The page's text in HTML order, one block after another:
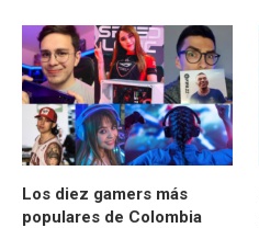
Los diez gamers más
populares de Colombia